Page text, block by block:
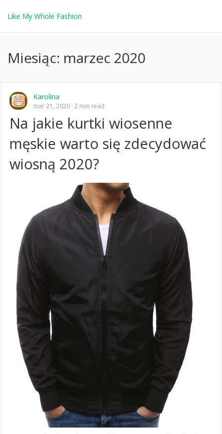
Like My Whole Fashion
Miesiąc: marzec 2020
Karolina
mar 21, 2020 2 min read
Na jakie kurtki wiosenne
męskie warto się zdecydować
wiosną 2020?